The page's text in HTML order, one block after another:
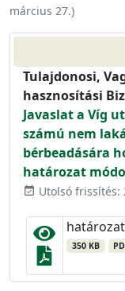
március 27.)
Tulajdonosi,
hasznosítási
Javaslat a Víg
számú nem
bérbeadására
határozat
event_available Utolsó frissítés:
határozat
350 KB